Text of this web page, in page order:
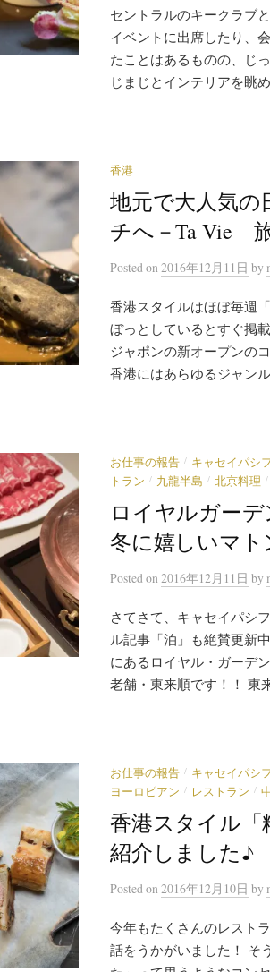
セントラルのキークラブ
イベントに出席したり、
たことはあるものの、じ
じまじとインテリアを眺
香港
地元で大人気の
チへ－Ta Vie
Posted on 2016年12月11日 by
香港スタイルはほぼ毎週
ぼっとしているとすぐ掲
ジャポンの新オープンの
香港にはあらゆるジャン
お仕事の報告 / キャセイパシ
トラン / 九龍半島 / 北京料理 /
ロイヤルガー
冬に嬉しいマト
Posted on 2016年12月11日 by
さてさて、キャセイパシ
ル記事「泊」も絶賛更新
にあるロイヤル・ガーデ
老舗・東来順です！！ 東
お仕事の報告 / キャセイパシ
ヨーロピアン / レストラン /
香港スタイル「
紹介しました♪
Posted on 2016年12月10日 by
今年もたくさんのレスト
話をうかがいました！ そ